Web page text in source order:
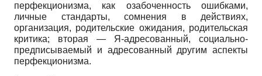
перфекционизма, как озабоченность ошибками,
личные стандарты, сомнения в действиях,
организация, родительские ожидания, родительская
критика; вторая — Я-адресованный, социально-
предписываемый и адресованный другим аспекты
перфекционизма.